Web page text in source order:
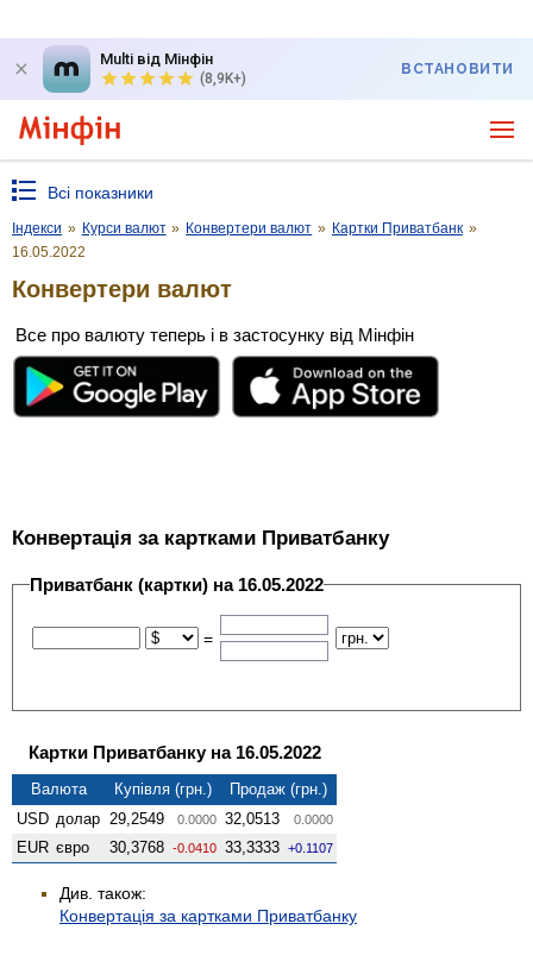
Multi від Мінфін
(8,9K+)
ВСТАНОВИТИ
Всі показники
Індекси » Курси валют » Конвертери валют » Картки Приватбанк »
16.05.2022
Конвертери валют
Все про валюту теперь і в застосунку від Мінфін
Конвертація за картками Приватбанку
Приватбанк (картки) на 16.05.2022
=
Картки Приватбанку на 16.05.2022
Валюта Купівля (грн.)
Продаж (грн.)
USD долар 29,2549 0.0000 32,0513 0.0000
EUR євро 30,3768 -0.0410 33,3333 +0.1107
Див. також:
Конвертація за картками Приватбанку